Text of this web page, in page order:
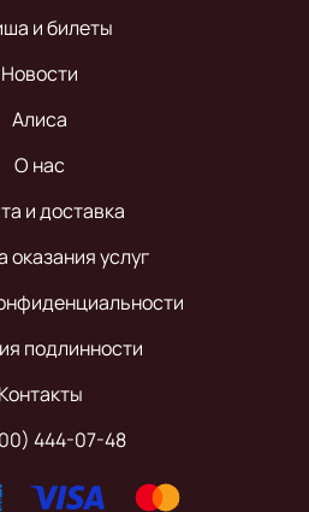
и билеты
Новости
Алиса
О нас
и доставка
оказания услуг
подлинности
Контакты
444-07-48